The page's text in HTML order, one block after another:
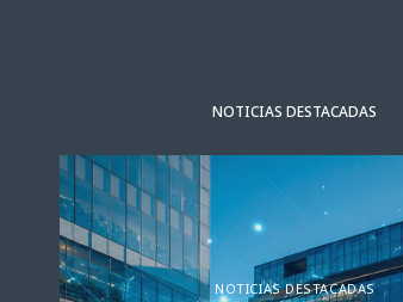
NOTICIAS DESTACADAS
NOTICIAS DESTACADAS